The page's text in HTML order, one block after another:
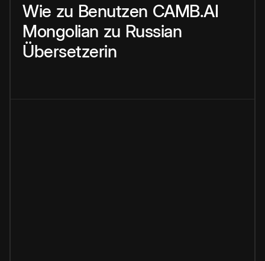
Wie zu Benutzen CAMB.AI
Mongolian zu Russian
Übersetzerin